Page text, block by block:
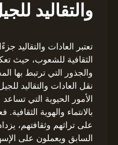
والتقاليد
تعتبر العادات والتقاليد
الثقافية للشعوب، حيث
والجذور التي ترتبط بها
نقل العادات والتقاليد
الأمور الحيوية التي
بالانتماء والهوية
على تراثهم وثقافتهم،
السابق ويعملون على